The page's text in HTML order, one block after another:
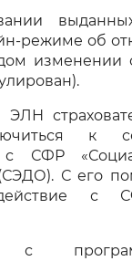
режиме об
изменении
к
с СФР
(СЭДО). С его
с
с